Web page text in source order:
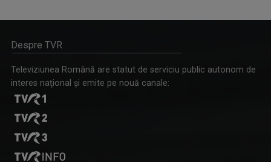
Despre TVR
Televiziunea Română are statut de serviciu public autonom de
interes naţional şi emite pe nouă canale: